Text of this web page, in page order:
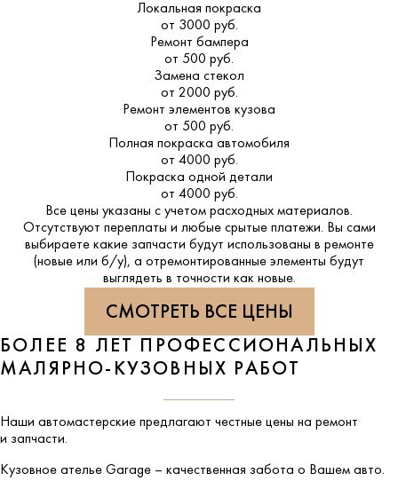
Локальная покраска
от 3000 руб.
Ремонт бампера
от 500 руб.
Замена стекол
от 2000 руб.
Ремонт элементов кузова
от 500 руб.
Полная покраска автомобиля
от 4000 руб.
Покраска одной детали
от 4000 руб.
Все цены указаны с учетом расходных материалов.
Отсутствуют переплаты и любые срытые платежи. Вы сами
выбираете какие запчасти будут использованы в ремонте
(новые или б/у), а отремонтированные элементы будут
выглядеть в точности как новые.
СМОТРЕТЬ ВСЕ ЦЕНЫ
БОЛЕЕ 8 ЛЕТ ПРОФЕССИОНАЛЬНЫХ
МАЛЯРНО-КУЗОВНЫХ РАБОТ
Наши автомастерские предлагают честные цены на ремонт
и запчасти.
Кузовное ателье Garage – качественная забота о Вашем авто.